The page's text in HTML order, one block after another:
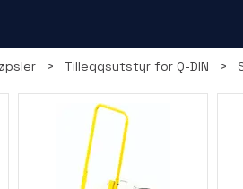
> Tilleggsutstyr for Q-DIN >